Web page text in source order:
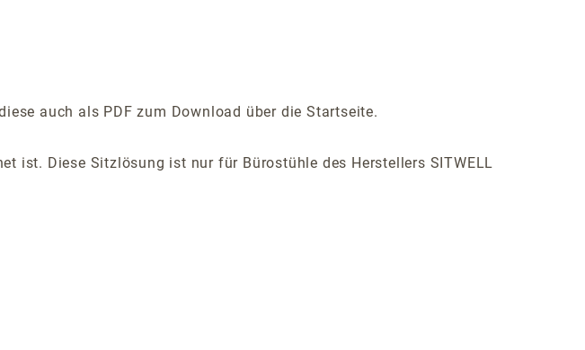
auch als PDF zum Download über die Startseite.
ist. Diese Sitzlösung ist nur für Bürostühle des Herstellers SITWELL